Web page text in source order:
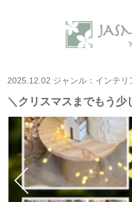
2025.12.02 ジャンル：インテリ
＼クリスマスまでもう